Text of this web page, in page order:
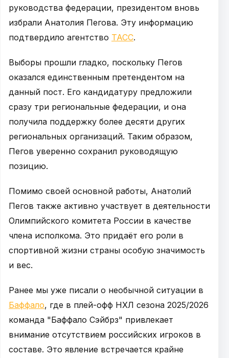
руководства федерации, президентом вновь
избрали Анатолия Пегова. Эту информацию
подтвердило агентство ТАСС.
Выборы прошли гладко, поскольку Пегов
оказался единственным претендентом на
данный пост. Его кандидатуру предложили
сразу три региональные федерации, и она
получила поддержку более десяти других
региональных организаций. Таким образом,
Пегов уверенно сохранил руководящую
позицию.
Помимо своей основной работы, Анатолий
Пегов также активно участвует в деятельности
Олимпийского комитета России в качестве
члена исполкома. Это придаёт его роли в
спортивной жизни страны особую значимость
и вес.
Ранее мы уже писали о необычной ситуации в
Баффало, где в плей-офф НХЛ сезона 2025/2026
команда "Баффало Сэйбрз" привлекает
внимание отсутствием российских игроков в
составе. Это явление встречается крайне